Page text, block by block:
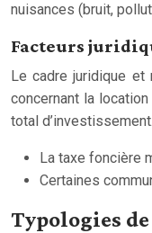
nuisances (bruit,
Facteurs
Le cadre juridique et
concernant la
total
La taxe foncière
Certaines
Typologies